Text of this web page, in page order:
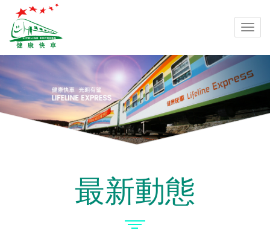
最新動態